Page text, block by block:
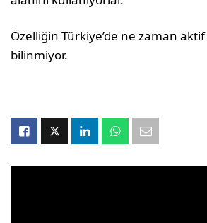
Özelliğin Türkiye’de ne zaman
bilinmiyor.